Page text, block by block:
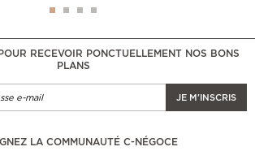
RECEVOIR PONCTUELLEMENT NOS BONS
PLANS
JE M'INSCRIS
LA COMMUNAUTÉ C-NÉGOCE